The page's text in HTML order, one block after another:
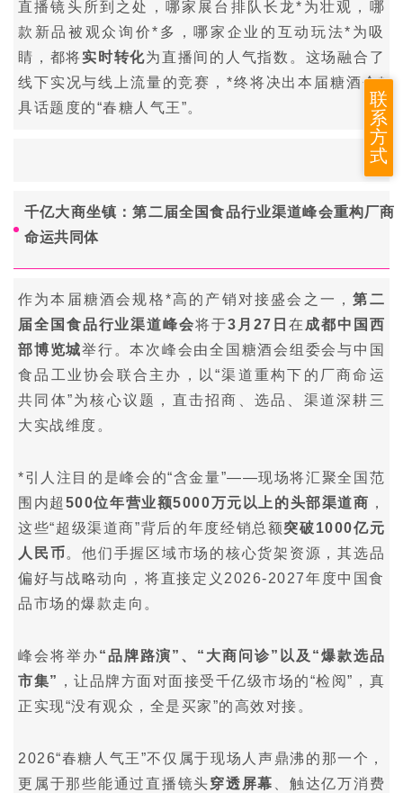
直播镜头所到之处，哪家展台排队长龙*为壮观，哪
款新品被观众询价*多，哪家企业的互动玩法*为吸
睛，都将实时转化为直播间的人气指数。这场融合了
线下实况与线上流量的竞赛，*终将决出本届糖酒会*
具话题度的“春糖人气王”。
千亿大商坐镇：第二届全国食品行业渠道峰会重构厂商
命运共同体
作为本届糖酒会规格*高的产销对接盛会之一，第二
届全国食品行业渠道峰会将于3月27日 在 成都中国西
部博览城举行。本次峰会由全国糖酒会组委会与中国
食品工业协会联合主办，以“渠道重构下的厂商命运
共同体”为核心议题，直击招商、选品、渠道深耕三
大实战维度。
*引人注目的是峰会的“含金量”——现场将汇聚全国范
围内超 500位年营业额5000万元以上的头部渠道商 ，
这些“超级渠道商”背后的年度经销总额突破1000亿元
人民币 。他们手握区域市场的核心货架资源，其选品
偏好与战略动向，将直接定义2026-2027年度中国食
品市场的爆款走向。
峰会将举办“品牌路演”、“大商问诊”以及“爆款选品
市集” ，让品牌方面对面接受千亿级市场的“检阅”，真
正实现“没有观众，全是买家”的高效对接。
2026“春糖人气王”不仅属于现场人声鼎沸的那一个，
更属于那些能通过直播镜头穿透屏幕
、触达亿万消费
联
系
方
式